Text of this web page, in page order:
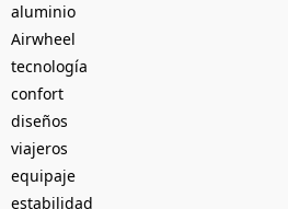
aluminio
Airwheel
tecnología
confort
diseños
viajeros
equipaje
estabilidad